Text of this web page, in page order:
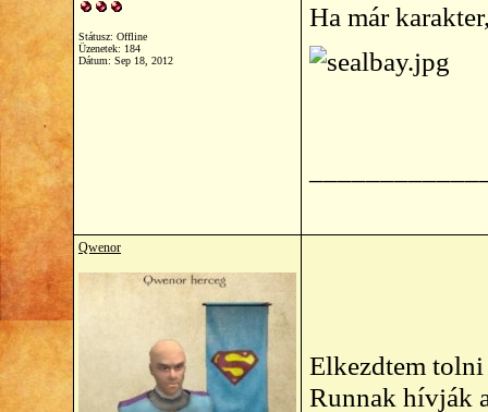
Státusz: Offline
Üzenetek: 184
Dátum: Sep 18, 2012
Ha már
Qwenor
Elkezdtem
Runnak hívják